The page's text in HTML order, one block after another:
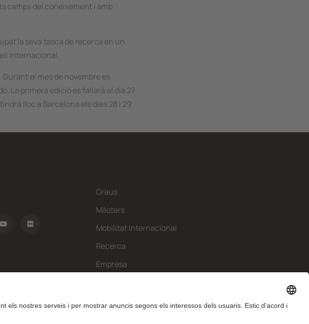
camps del coneixement i amb
la seva tasca de recerca en un
internacional.
. Durant el mes de novembre es
La primera edició es fallarà el dia 27
lloc a Barcelona els dies 28 i 29
Graus
Màsters
Mobilitat Internacional
Recerca
Empresa